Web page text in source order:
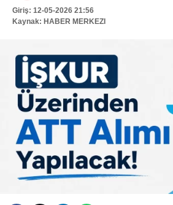
Giriş: 12-05-2026 21:56
Kaynak: HABER MERKEZI